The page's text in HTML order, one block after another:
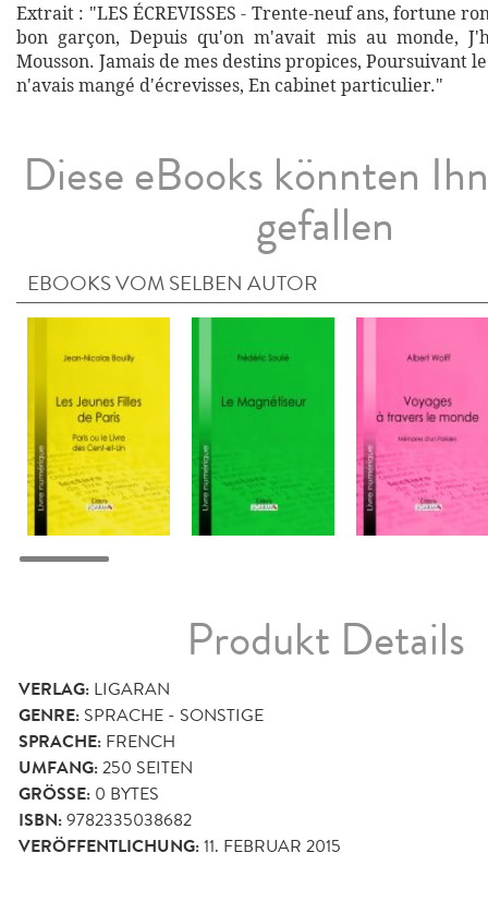
Extrait : "LES ÉCREVISSES - Trente-neuf ans, fortune
bon garçon, Depuis qu'on m'avait mis au monde,
Mousson. Jamais de mes destins propices, Poursuivant
n'avais mangé d'écrevisses, En cabinet particulier."
Diese eBooks könnten
gefallen
EBOOKS VOM SELBEN AUTOR
Produkt Details
VERLAG: LIGARAN
GENRE: SPRACHE - SONSTIGE
SPRACHE: FRENCH
UMFANG:250 SEITEN
GRÖSSE: 0 BYTES
ISBN:9782335038682
VERÖFFENTLICHUNG:11. FEBRUAR 2015